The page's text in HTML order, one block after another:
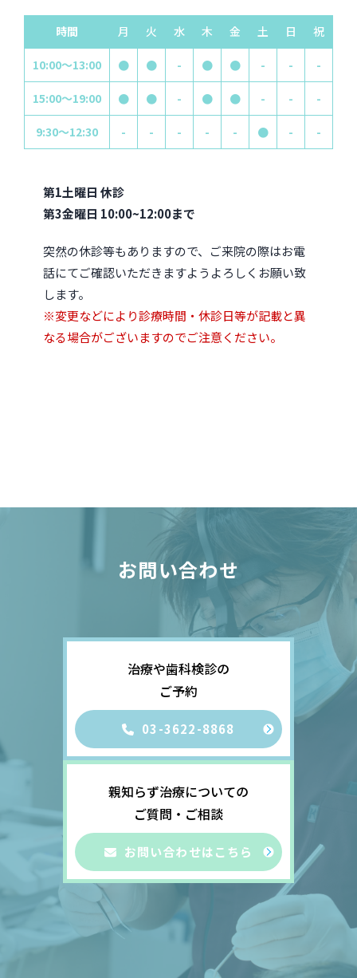
時間 月 火 水 木 金 土 日 祝
10:00～13:00 ● ● - ● ● - - -
15:00～19:00 ● ● - ● ● - - -
9:30～12:30 - - - - - ● - -
第1土曜日 休診
第3金曜日 10:00~12:00まで
突然の休診等もありますので、ご来院の際はお電
話にてご確認いただきますようよろしくお願い致
します。
※変更などにより診療時間・休診日等が記載と異
なる場合がございますのでご注意ください。
お問い合わせ
治療や歯科検診の
ご予約
03-3622-8868
親知らず治療についての
ご質問・ご相談
お問い合わせはこちら